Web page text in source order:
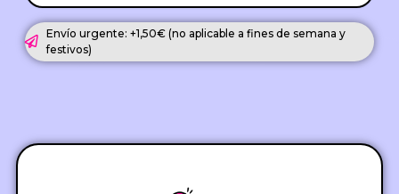
Envío urgente: +1,50€ (no aplicable a fines de semana y
festivos)